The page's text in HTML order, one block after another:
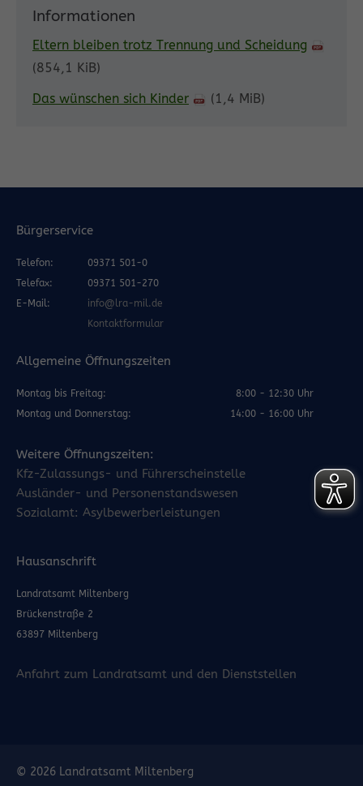
Informationen
Eltern bleiben trotz Trennung und Scheidung
(854,1 KiB)
Das wünschen sich Kinder
(1,4 MiB)
Bürgerservice
Telefon:
09371 501-0
Telefax:
09371 501-270
E-Mail:
info@lra-mil.de
Kontaktformular
Allgemeine Öffnungszeiten
Montag bis Freitag:
8:00 - 12:30 Uhr
Montag und Donnerstag:
14:00 - 16:00 Uhr
Weitere Öffnungszeiten:
Kfz-Zulassungs- und Führerscheinstelle
Ausländer- und Personenstandswesen
Sozialamt: Asylbewerberleistungen
Hausanschrift
Landratsamt Miltenberg
Brückenstraße 2
63897 Miltenberg
Anfahrt zum Landratsamt und den Dienststellen
© 2026 Landratsamt Miltenberg